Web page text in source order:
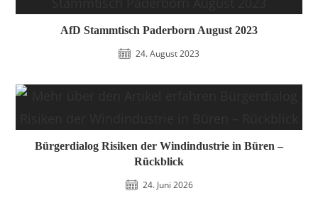
AfD Stammtisch Paderborn August 2023
24. August 2023
Bürgerdialog Risiken der Windindustrie in Büren –
Rückblick
24. Juni 2026